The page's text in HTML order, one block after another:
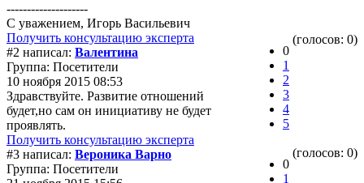
--------------------
С уважением, Игорь Васильевич
Получить консультацию эксперта
0
1
2
3
4
5
(голосов: 0)
#2 написал: Валентина
Группа: Посетители
10 ноября 2015 08:53
Здравствуйте. Развитие отношений
будет,но сам он инициативу не будет
проявлять.
Получить консультацию эксперта
0
1
(голосов: 0)
#3 написал: Вероника Варно
Группа: Посетители